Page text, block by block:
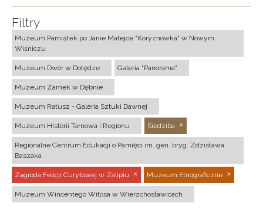
Filtry
Muzeum Pamiątek po Janie Matejce "Koryznówka" w Nowym
Wiśniczu
Muzeum Dwór w Dołędze Galeria "Panorama"
Muzeum Zamek w Dębnie
Muzeum Ratusz - Galeria Sztuki Dawnej
Muzeum Historii Tarnowa i Regionu Siedziba
Regionalne Centrum Edukacji o Pamięci im. gen. bryg. Zdzisława
Baszaka
Zagroda Felicji Curyłowej w Zalipiu Muzeum Etnograficzne
Muzeum Wincentego Witosa w Wierzchosławicach